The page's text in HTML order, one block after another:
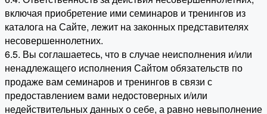
включая приобретение ими семинаров и тренингов из
каталога на Сайте, лежит на законных представителях
несовершеннолетних.
6.5. Вы соглашаетесь, что в случае неисполнения и/или
ненадлежащего исполнения Сайтом обязательств по
продаже вам семинаров и тренингов в связи с
предоставлением вами недостоверных и/или
недействительных данных о себе, а равно невыполнение